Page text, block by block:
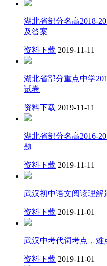
湖北省部分名高2018-
及答案
资料下载 2019-11-11
湖北省部分重点中学
试卷
资料下载 2019-11-11
湖北省部分名高2016-
题
资料下载 2019-11-11
武汉初中语文阅读理解
资料下载 2019-11-01
武汉中考代词考点，难
资料下载 2019-11-01